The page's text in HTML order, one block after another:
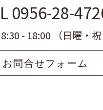
0956-28-
- 18:00 （日曜・祝
お問合せフォーム